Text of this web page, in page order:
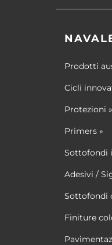
Prodotti
Cicli
Protezioni »
Primers »
Sottofondi
Adesivi /
Sottofondi
Finiture